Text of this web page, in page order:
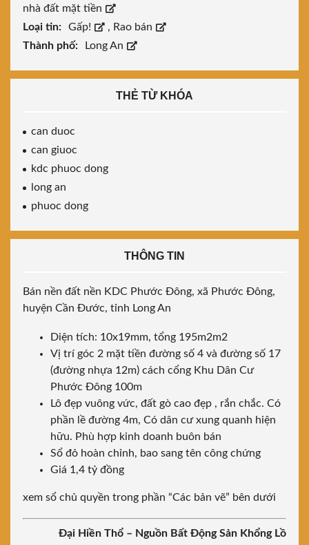
nhà đất mặt tiền
Loại tin:
Gấp! , Rao bán
Thành phố:
Long An
THẺ TỪ KHÓA
can duoc
can giuoc
kdc phuoc dong
long an
phuoc dong
THÔNG TIN
Bán nền đất nền KDC Phước Đông, xã Phước Đông,
huyện Cần Đước, tỉnh Long An
Diện tích: 10x19mm, tổng 195m2m2
Vị trí góc 2 mặt tiền đường số 4 và đường số 17
(đường nhựa 12m) cách cổng Khu Dân Cư
Phước Đông 100m
Lô đẹp vuông vức, đất gò cao đẹp , rắn chắc. Có
phần lề đường 4m, Có dân cư xung quanh hiện
hữu. Phù hợp kinh doanh buôn bán
Sổ đỏ hoàn chỉnh, bao sang tên công chứng
Giá 1,4 tỷ đồng
xem sổ chủ quyền trong phần “Các bản vẽ” bên dưới
Đại Hiền Thổ – Nguồn Bất Động Sản Khổng Lồ